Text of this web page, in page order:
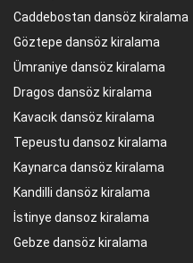
Caddebostan dansöz kiralama
Göztepe dansöz kiralama
Ümraniye dansöz kiralama
Dragos dansöz kiralama
Kavacık dansöz kiralama
Tepeustu dansoz kiralama
Kaynarca dansöz kiralama
Kandilli dansöz kiralama
İstinye dansoz kiralama
Gebze dansöz kiralama